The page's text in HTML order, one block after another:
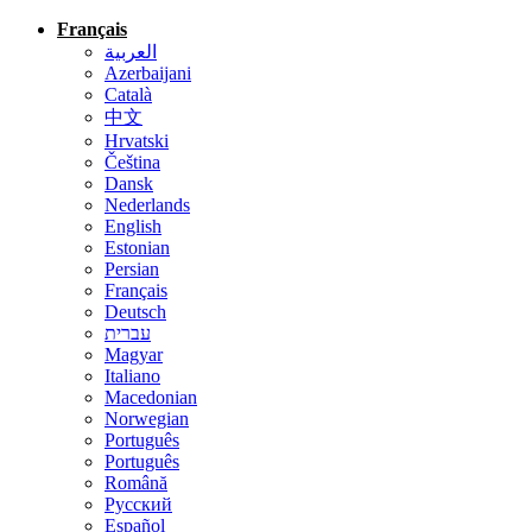
Français
العربية
Azerbaijani
Català
中文
Hrvatski
Čeština
Dansk
Nederlands
English
Estonian
Persian
Français
Deutsch
עברית
Magyar
Italiano
Macedonian
Norwegian
Português
Português
Română
Русский
Español